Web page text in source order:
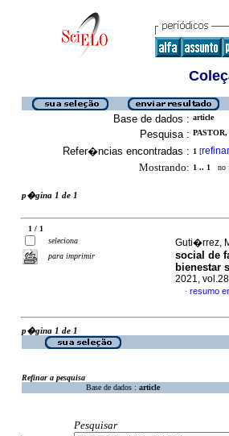
Base de dados : article
Pesquisa :
Refer�ncias encontradas : 1 [refinar
Mostrando: 1 .. 1 no
p�gina 1 de 1
1 / 1
seleciona
para imprimir
Guti�rrez,
social de
bienestar
2021,
· resumo
p�gina 1 de 1
Refinar a pesquisa
Base de dados : article
Pesquisar